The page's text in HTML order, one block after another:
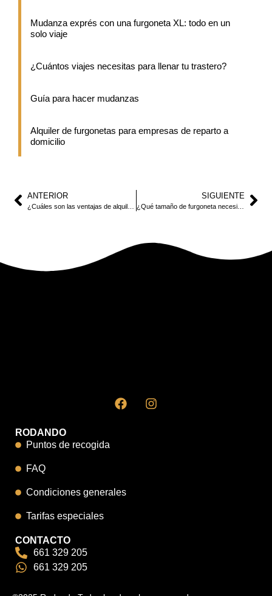
Mudanza exprés con una furgoneta XL: todo en un
solo viaje
¿Cuántos viajes necesitas para llenar tu trastero?
Guía para hacer mudanzas
Alquiler de furgonetas para empresas de reparto a
domicilio
ANTERIOR SIGUIENTE
¿Qué tamaño de furgoneta necesito para mi mudanza?
RODANDO
Puntos de recogida
FAQ
Condiciones generales
Tarifas especiales
CONTACTO
661 329 205
661 329 205